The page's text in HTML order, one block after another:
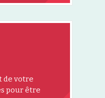
de votre
pour être